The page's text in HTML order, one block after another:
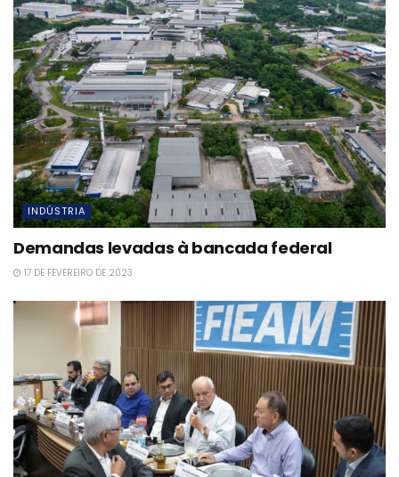
INDÚSTRIA
Demandas levadas à bancada federal
17 DE FEVEREIRO DE 2023